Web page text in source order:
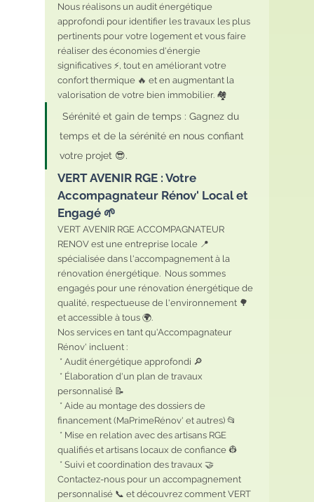
Nous réalisons un audit énergétique
approfondi pour identifier les travaux les plus
pertinents pour votre logement et vous faire
réaliser des économies d'énergie
significatives ⚡, tout en améliorant votre
confort thermique 🔥 et en augmentant la
valorisation de votre bien immobilier. 🏘️
temps et de la sérénité en nous confiant
votre projet 😎.
VERT AVENIR RGE : Votre
Accompagnateur Rénov' Local et
Engagé 🌱
VERT AVENIR RGE ACCOMPAGNATEUR
RENOV est une entreprise locale 📍
spécialisée dans l'accompagnement à la
rénovation énergétique.  Nous sommes
engagés pour une rénovation énergétique de
qualité, respectueuse de l'environnement 🌳
et accessible à tous 🌍.
Nos services en tant qu'Accompagnateur
Rénov' incluent :
* Audit énergétique approfondi 🔎
personnalisé 📝
financement (MaPrimeRénov' et autres) 📂
qualifiés et artisans locaux de confiance 👷
* Suivi et coordination des travaux 🤝
Contactez-nous pour un accompagnement
personnalisé 📞 et découvrez comment VERT